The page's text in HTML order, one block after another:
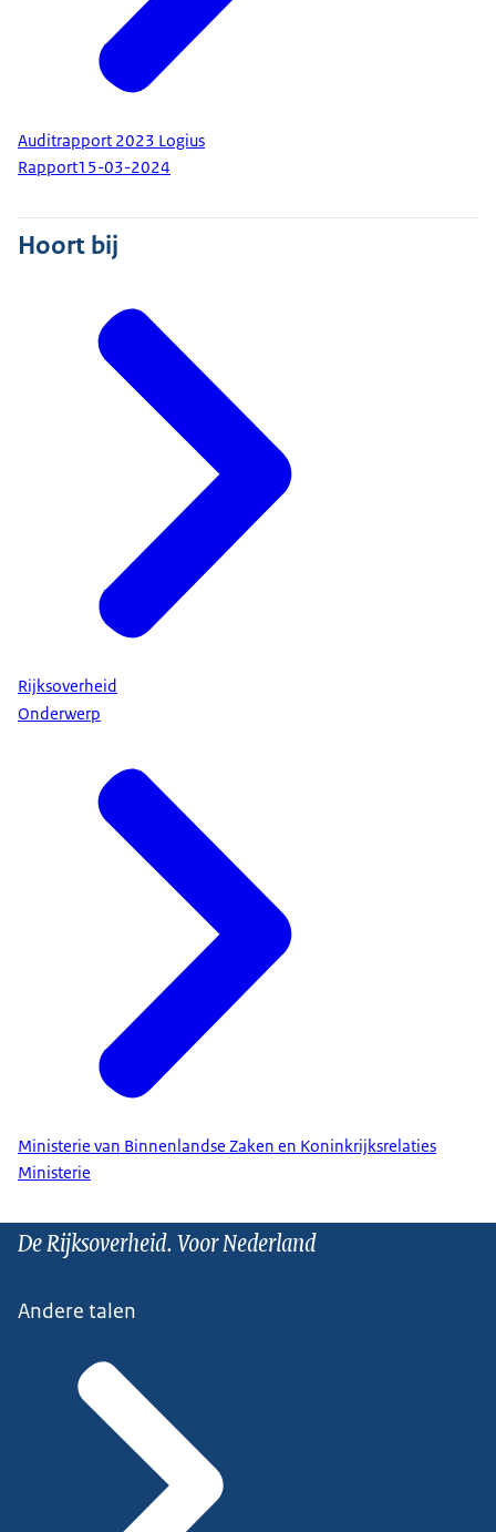
Auditrapport 2023 Logius
Rapport15-03-2024
Hoort bij
Rijksoverheid
Onderwerp
Ministerie van Binnenlandse Zaken en Koninkrijksrelaties
Ministerie
De Rijksoverheid. Voor Nederland
Andere talen